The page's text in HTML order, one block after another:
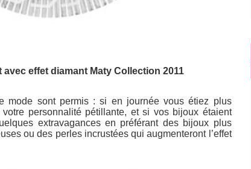
effet diamant Maty Collection 2011
mode sont permis : si en journée vous étiez plus
personnalité pétillante, et si vos bijoux étaient
extravagances en préférant des bijoux plus
ou des perles incrustées qui augmenteront l’effet